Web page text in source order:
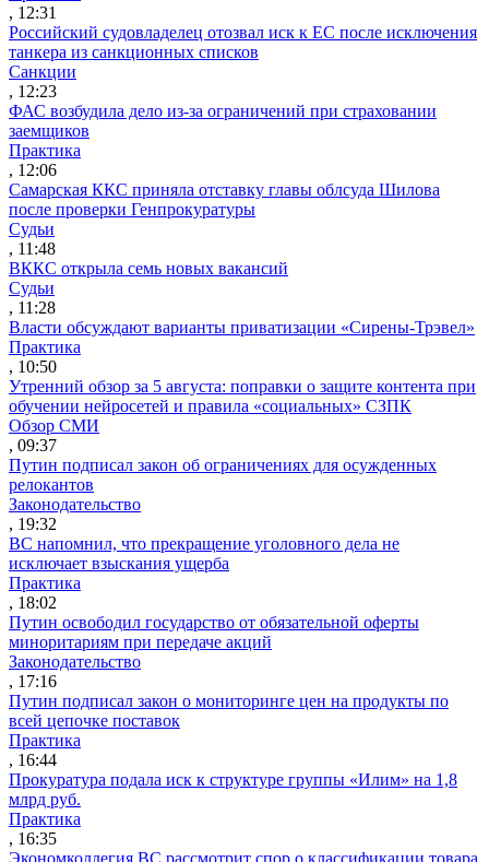
, 12:31
Российский судовладелец отозвал иск к ЕС после исключения
танкера из санкционных списков
Санкции
, 12:23
ФАС возбудила дело из-за ограничений при страховании
заемщиков
Практика
, 12:06
Самарская ККС приняла отставку главы облсуда Шилова
после проверки Генпрокуратуры
Судьи
, 11:48
ВККС открыла семь новых вакансий
Судьи
, 11:28
Власти обсуждают варианты приватизации «Сирены-Трэвел»
Практика
, 10:50
Утренний обзор за 5 августа: поправки о защите контента при
обучении нейросетей и правила «социальных» СЗПК
Обзор СМИ
, 09:37
Путин подписал закон об ограничениях для осужденных
релокантов
Законодательство
, 19:32
ВС напомнил, что прекращение уголовного дела не
исключает взыскания ущерба
Практика
, 18:02
Путин освободил государство от обязательной оферты
миноритариям при передаче акций
Законодательство
, 17:16
Путин подписал закон о мониторинге цен на продукты по
всей цепочке поставок
Практика
, 16:44
Прокуратура подала иск к структуре группы «Илим» на 1,8
млрд руб.
Практика
, 16:35
Экономколлегия ВС рассмотрит спор о классификации товара